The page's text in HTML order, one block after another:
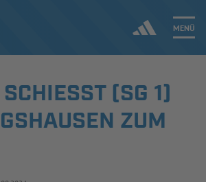
MENÜ
Jetzt einloggen
(SG 1) F
ZUM S